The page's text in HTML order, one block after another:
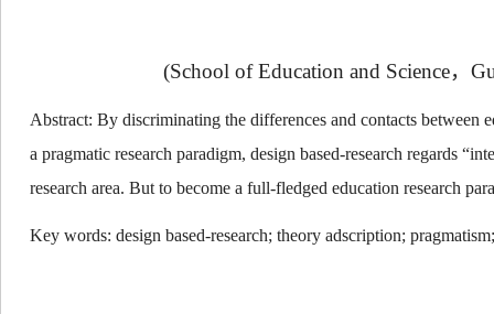
(School of Education and Science，
Abstract: By discriminating the differences and contacts between
a pragmatic research paradigm, design based-research regards “
research area. But to become a full-fledged education research
Key words: design based-research; theory adscription;